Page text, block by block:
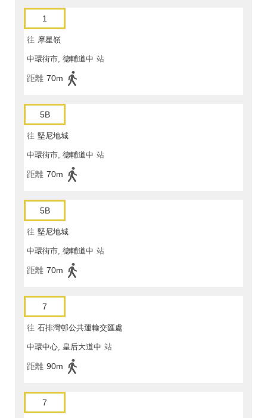
1
往 摩星嶺
中環街市, 德輔道中 站
距離 70m
5B
往 堅尼地城
中環街市, 德輔道中 站
距離 70m
5B
往 堅尼地城
中環街市, 德輔道中 站
距離 70m
7
往 石排灣邨公共運輸交匯處
中環中心, 皇后大道中 站
距離 90m
7